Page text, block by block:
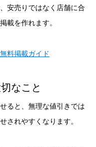
安売りではなく店舗に合
載を作れます。
料掲載ガイド
なこと
ると、無理な値引きでは
されやすくなります。